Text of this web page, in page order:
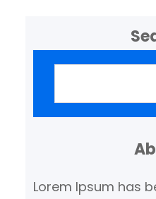
Lorem Ipsum has